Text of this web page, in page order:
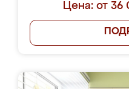
Цена: от 36